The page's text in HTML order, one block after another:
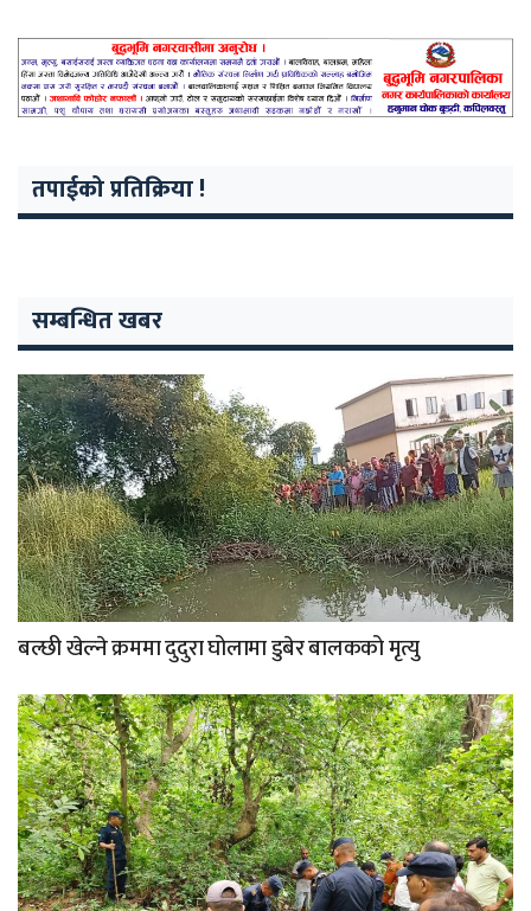
तपाईको प्रतिक्रिया !
सम्बन्धित खबर
बल्छी खेल्ने क्रममा दुदुरा घोलामा डुबेर बालकको मृत्यु